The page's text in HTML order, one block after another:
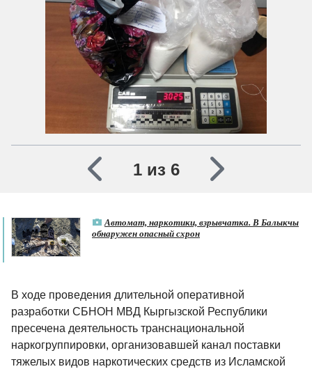
1 из 6
Автомат, наркотики, взрывчатка. В Балыкчы
обнаружен опасный схрон
В ходе проведения длительной оперативной
разработки СБНОН МВД Кыргызской Республики
пресечена деятельность транснациональной
наркогруппировки, организовавшей канал поставки
тяжелых видов наркотических средств из Исламской